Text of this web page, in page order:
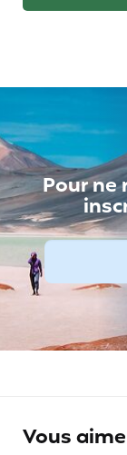
Pour ne
Vous